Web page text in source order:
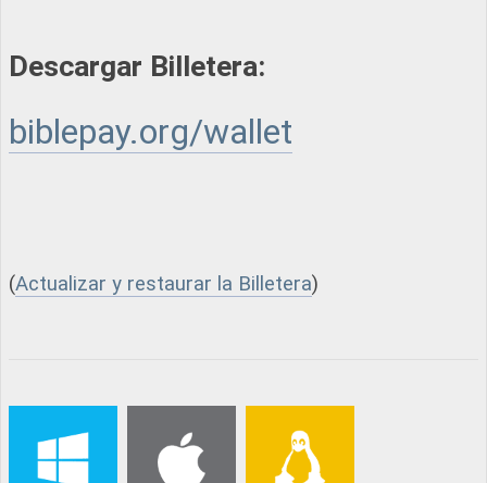
Descargar Billetera:
biblepay.org/wallet
(Actualizar y restaurar la Billetera)